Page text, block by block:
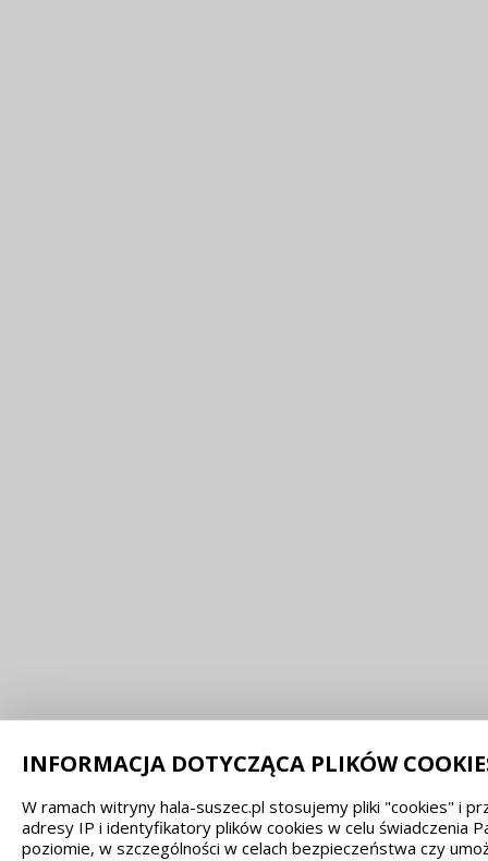
INFORMACJA DOTYCZĄCA PLIKÓW
W ramach witryny hala-suszec.pl stosujemy pliki "cookies" i
adresy IP i identyfikatory plików cookies w celu świadczenia
poziomie, w szczególności w celach bezpieczeństwa czy